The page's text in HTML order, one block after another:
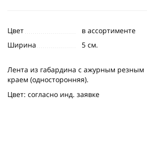
Цвет
в ассортименте
Ширина
5 см.
Лента из габардина с ажурным резным
краем (односторонняя).
Цвет: согласно инд. заявке